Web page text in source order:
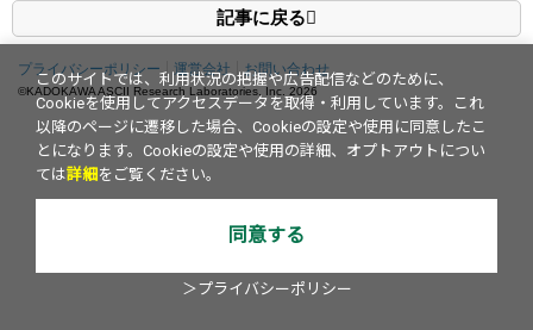
記事に戻る
プライバシーポリシー 運営会社 お問い合わせ
©KADOKAWA ASCII Research Laboratories, Inc. 2026
このサイトでは、利用状況の把握や広告配信などのために、
Cookieを使用してアクセスデータを取得・利用しています。これ
以降のページに遷移した場合、Cookieの設定や使用に同意したこ
とになります。Cookieの設定や使用の詳細、オプトアウトについ
ては詳細 をご覧ください。
同意する
＞プライバシーポリシー